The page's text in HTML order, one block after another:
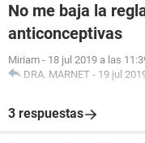
No me baja la
anticonceptivas
Miriam - 18 jul 2019 a las
DRA. MARNET - 19 jul
3 respuestas